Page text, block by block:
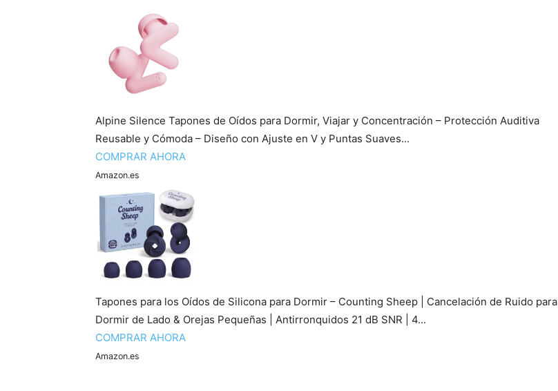
Alpine Silence Tapones de Oídos para Dormir, Viajar y Concentración – Protección Auditiva
Reusable y Cómoda – Diseño con Ajuste en V y Puntas Suaves...
COMPRAR AHORA
Amazon.es
Tapones para los Oídos de Silicona para Dormir – Counting Sheep | Cancelación de Ruido para
Dormir de Lado & Orejas Pequeñas | Antirronquidos 21 dB SNR | 4...
COMPRAR AHORA
Amazon.es